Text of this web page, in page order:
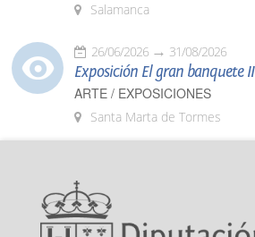
Salamanca
26/06/2026 31/08/2026
Exposición El gran banquete II
ARTE / EXPOSICIONES
Santa Marta de Tormes